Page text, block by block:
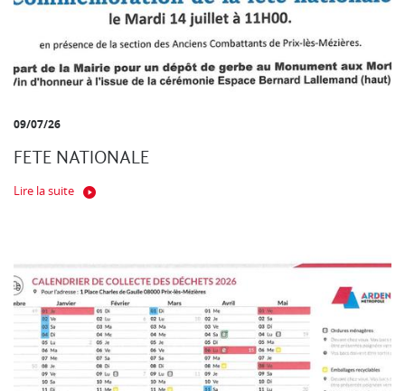
09/07/26
FETE NATIONALE
Lire la suite